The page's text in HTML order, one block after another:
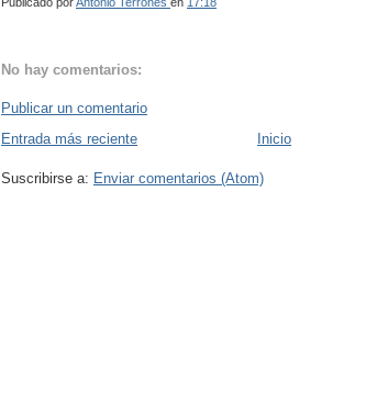
No hay comentarios:
Publicar un comentario
Entrada más reciente
Inicio
Suscribirse a: Enviar comentarios (Atom)